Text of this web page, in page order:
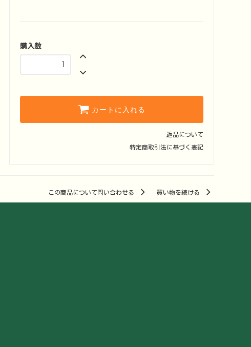
購入数
カートに入れる
返品について
特定商取引法に基づく表記
この商品について問い合わせる 買い物を続ける